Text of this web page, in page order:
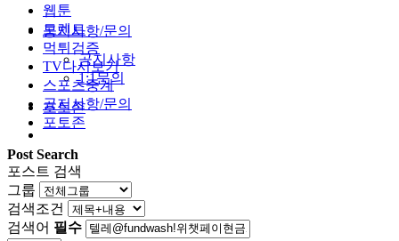
공지사항/문의
공지사항
1:1문의
포토존
웹툰
토렌트
먹튀검증
TV다시보기
스포츠중계
공지사항/문의
포토존
Post Search
포스트 검색
그룹
검색조건
검색어 필수